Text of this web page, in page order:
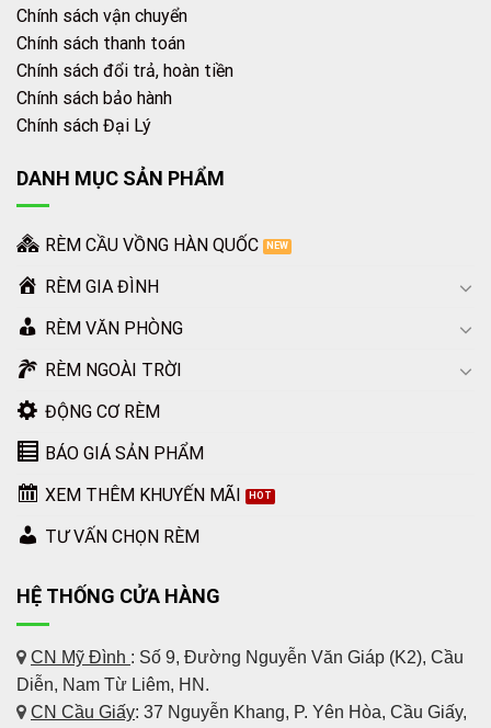
Chính sách vận chuyển
Chính sách thanh toán
Chính sách đổi trả, hoàn tiền
Chính sách bảo hành
Chính sách Đại Lý
DANH MỤC SẢN PHẨM
RÈM CẦU VỒNG HÀN QUỐC
RÈM GIA ĐÌNH
RÈM VĂN PHÒNG
RÈM NGOÀI TRỜI
ĐỘNG CƠ RÈM
BÁO GIÁ SẢN PHẨM
XEM THÊM KHUYẾN MÃI
TƯ VẤN CHỌN RÈM
HỆ THỐNG CỬA HÀNG
CN Mỹ Đình : Số 9, Đường Nguyễn Văn Giáp (K2), Cầu
Diễn, Nam Từ Liêm, HN.
CN Cầu Giấy: 37 Nguyễn Khang, P. Yên Hòa, Cầu Giấy,